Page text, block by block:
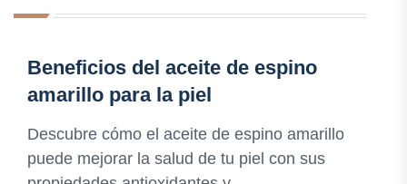
Beneficios del aceite de espino
amarillo para la piel
Descubre cómo el aceite de espino amarillo
puede mejorar la salud de tu piel con sus